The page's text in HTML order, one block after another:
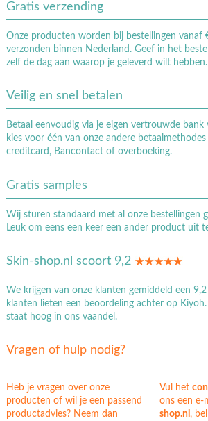
Gratis verzending
Onze producten worden bij bestellingen vanaf
verzonden binnen Nederland. Geef in het
zelf de dag aan waarop je geleverd wilt hebben.
Veilig en snel betalen
Betaal eenvoudig via je eigen vertrouwde
kies voor één van onze andere betaalmethodes
creditcard, Bancontact of overboeking.
Gratis samples
Wij sturen standaard met al onze bestellingen
Leuk om eens een keer een ander product uit
Skin-shop.nl scoort 9,2
We krijgen van onze klanten gemiddeld een
klanten lieten een beoordeling achter op
staat hoog in ons vaandel.
Vragen of hulp nodig?
Heb je vragen over onze
producten of wil je een passend
productadvies? Neem dan
Vul het
ons een
shop.nl ,